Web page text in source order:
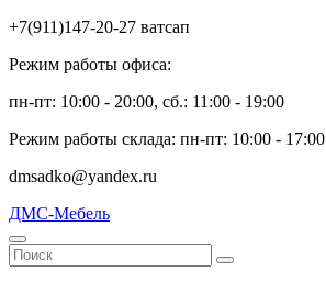
+7(911)147-20-27 ватсап
Режим работы офиса:
пн-пт: 10:00 - 20:00, сб.: 11:00 - 19:00
Режим работы склада: пн-пт: 10:00 - 17:00
dmsadko@yandex.ru
ДМС-Мебель